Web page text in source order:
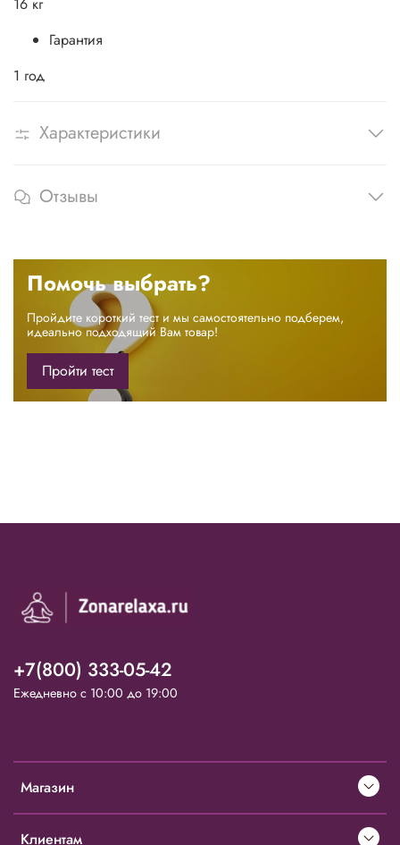
16 кг
Гарантия
1 год
Характеристики
Отзывы
Помочь выбрать?
Пройдите короткий тест и мы самостоятельно подберем,
идеально подходящий Вам товар!
Пройти тест
Магазин
Клиентам
+7(800) 333-05-42
Ежедневно с 10:00 до 19:00